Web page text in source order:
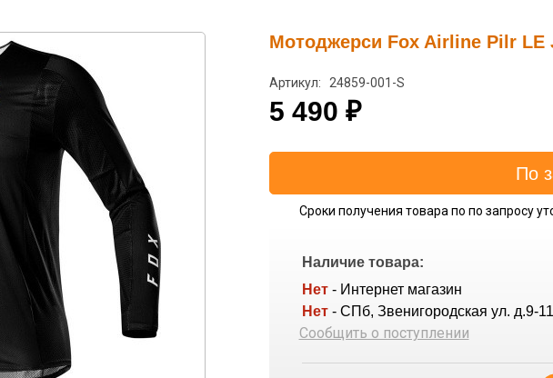
Мотоджерси Fox Airline Pilr LE
Артикул: 24859-001-S
5 490 ₽
Сроки получения товара по по запросу
Наличие товара:
Нет - Интернет магазин
Нет - СПб, Звенигородская ул. д.9-11
Сообщить о поступлении